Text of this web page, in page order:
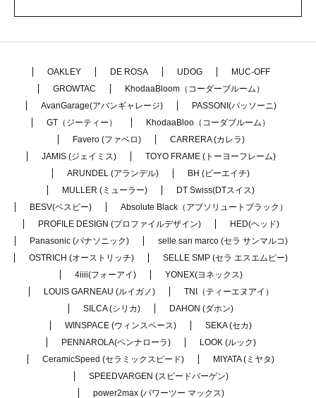
OAKLEY DE ROSA UDOG
MUC-OFF
GROWTAC
KhodaaBloom（コーダーブルーム）
AvanGarage(アバンギャレージ)
PASSONI(パッソーニ)
GT（ジーティー）
KhodaaBloo（コーダブルーム）
Favero (ファベロ)
CARRERA (カレラ)
JAMIS (ジェイミス)
TOYO FRAME (トーヨーフレーム)
ARUNDEL (アランデル)
BH (ビーエイチ)
MULLER (ミューラー)
DT Swiss(DTスイス)
BESV(ベスビー)
Absolute Black（アブソリュートブラック）
PROFILE DESIGN (プロファイルデザイン)
HED(ヘッド)
Panasonic (パナソニック)
selle san marco (セラ サンマルコ)
OSTRICH (オーストリッチ)
SELLE SMP (セラ エスエムピー)
4iiii(フォーアイ)
YONEX(ヨネックス)
LOUIS GARNEAU (ルイガノ)
TNI（ティーエヌアイ）
SILCA (シリカ)
DAHON (ダホン)
WINSPACE (ウィンスペース)
SEKA (セカ)
PENNAROLA(ペンナローラ)
LOOK (ルック)
CeramicSpeed (セラミックスピード)
MIYATA (ミヤタ)
SPEEDVARGEN (スピードバーゲン)
power2max (パワーツー マックス)